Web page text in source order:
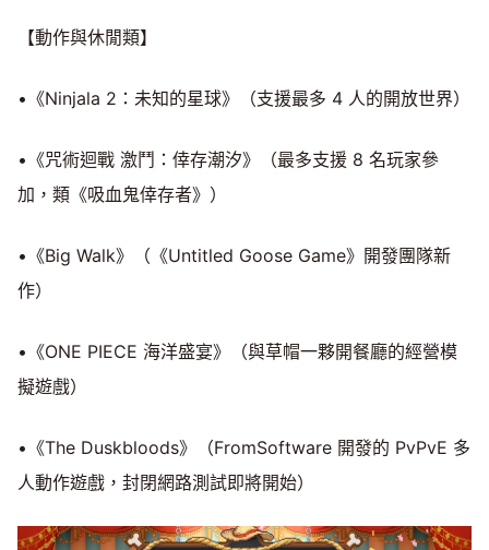
【動作與休閒類】
•《Ninjala 2：未知的星球》（支援最多 4 人的開放世界）
•《咒術迴戰 激鬥：倖存潮汐》（最多支援 8 名玩家參
加，類《吸血鬼倖存者》）
•《Big Walk》（《Untitled Goose Game》開發團隊新
作）
•《ONE PIECE 海洋盛宴》（與草帽一夥開餐廳的經營模
擬遊戲）
•《The Duskbloods》（FromSoftware 開發的 PvPvE 多
人動作遊戲，封閉網路測試即將開始）